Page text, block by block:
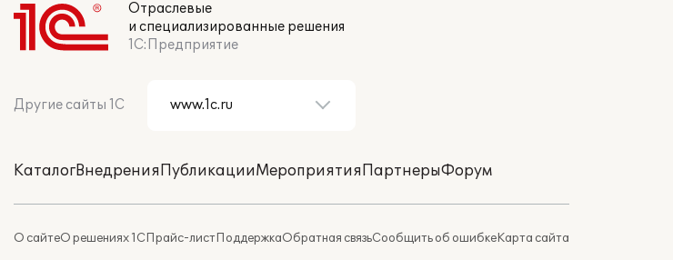
Отраслевые
и специализированные решения
1С:Предприятие
Другие сайты 1С
КаталогВнедренияПубликацииМероприятияПартнерыФорум
О сайтеО решениях 1СПрайс-листПоддержкаОбратная связьСообщить об ошибкеКарта сайта